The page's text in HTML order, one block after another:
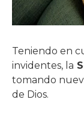
Teniendo en
invidentes, la
tomando
de Dios.